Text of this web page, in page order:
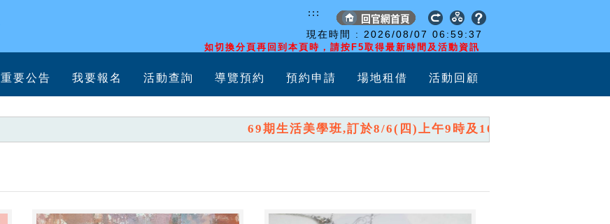
現在時間 : 2026/08/07 06:59:38
如切換分頁再回到本頁時，請按F5取得最新時間及活動資訊
:::
重要公告 我要報名 活動查詢 導覽預約 預約申請 場地租借 活動回顧
69期生活美學班,訂於8/6(四)上午9時及10時,分兩時段開放報名,請